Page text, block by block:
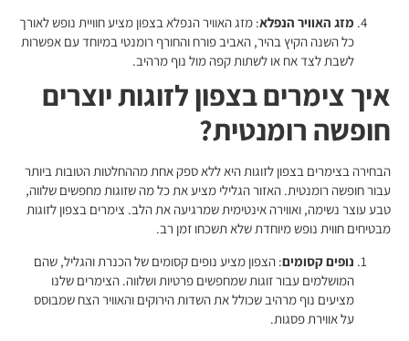
מזג האוויר הנפלא: מזג האוויר הנפלא בצפון מציע חוויית נופש לאורך
כל השנה הקיץ בהיר, האביב פורח והחורף רומנטי במיוחד עם אפשרות
לשבת לצד אח או לשתות קפה מול נוף מרהיב.
איך צימרים בצפון לזוגות יוצרים
חופשה רומנטית?
הבחירה בצימרים בצפון לזוגות היא ללא ספק אחת מההחלטות הטובות ביותר
עבור חופשה רומנטית. האזור הגלילי מציע את כל מה שזוגות מחפשים שלווה,
טבע עוצר נשימה, ואווירה אינטימית שמרגיעה את הלב. צימרים בצפון לזוגות
מבטיחים חווית נופש מיוחדת שלא תשכחו זמן רב.
נופים קסומים: הצפון מציע נופים קסומים של הכנרת והגליל, שהם
המושלמים עבור זוגות שמחפשים פרטיות ושלווה. הצימרים שלנו
מציעים נוף מרהיב שכולל את השדות הירוקים והאוויר הצח שמבוסס
על אווירת פסגות.